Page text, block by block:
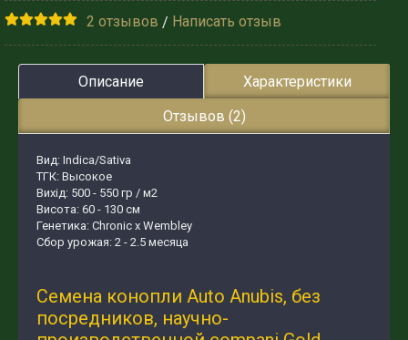
2 отзывов / Написать отзыв
Описание
Характеристики
Отзывов (2)
Вид: Indica/Sativa
ТГК: Высокое
Вихід: 500 - 550 гр / м2
Висота: 60 - 130 см
Генетика: Chronic x Wembley
Сбор урожая: 2 - 2.5 месяца
Семена конопли Auto Anubis, без
посредников, научно-